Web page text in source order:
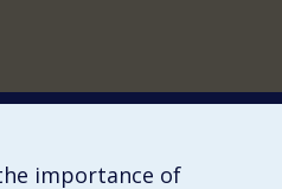
importance of